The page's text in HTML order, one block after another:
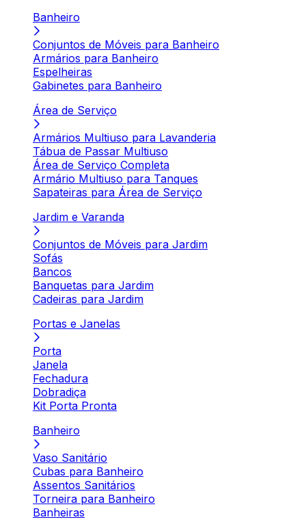
Banheiro
Conjuntos de Móveis para Banheiro
Armários para Banheiro
Espelheiras
Gabinetes para Banheiro
Área de Serviço
Armários Multiuso para Lavanderia
Tábua de Passar Multiuso
Área de Serviço Completa
Armário Multiuso para Tanques
Sapateiras para Área de Serviço
Jardim e Varanda
Conjuntos de Móveis para Jardim
Sofás
Bancos
Banquetas para Jardim
Cadeiras para Jardim
Portas e Janelas
Porta
Janela
Fechadura
Dobradiça
Kit Porta Pronta
Banheiro
Vaso Sanitário
Cubas para Banheiro
Assentos Sanitários
Torneira para Banheiro
Banheiras